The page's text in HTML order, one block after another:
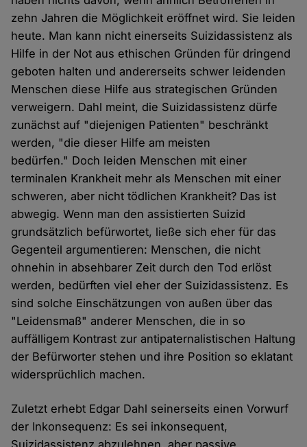
zehn Jahren die Möglichkeit eröffnet wird. Sie leiden
heute. Man kann nicht einerseits Suizidassistenz als
Hilfe in der Not aus ethischen Gründen für dringend
geboten halten und andererseits schwer leidenden
Menschen diese Hilfe aus strategischen Gründen
verweigern. Dahl meint, die Suizidassistenz dürfe
zunächst auf "diejenigen Patienten" beschränkt
werden, "die dieser Hilfe am meisten
bedürfen." Doch leiden Menschen mit einer
terminalen Krankheit mehr als Menschen mit einer
schweren, aber nicht tödlichen Krankheit? Das ist
abwegig. Wenn man den assistierten Suizid
grundsätzlich befürwortet, ließe sich eher für das
Gegenteil argumentieren: Menschen, die nicht
ohnehin in absehbarer Zeit durch den Tod erlöst
werden, bedürften viel eher der Suizidassistenz. Es
sind solche Einschätzungen von außen über das
"Leidensmaß" anderer Menschen, die in so
auffälligem Kontrast zur antipaternalistischen Haltung
der Befürworter stehen und ihre Position so eklatant
widersprüchlich machen.
Zuletzt erhebt Edgar Dahl seinerseits einen Vorwurf
der Inkonsequenz: Es sei inkonsequent,